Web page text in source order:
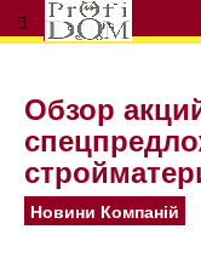
Обзор
Новини Компаній